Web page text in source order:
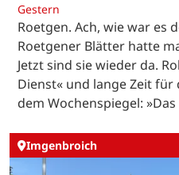
Gestern
Roetgen. Ach, wie war es
Roetgener Blätter hatte
Jetzt sind sie wieder da.
Dienst« und lange Zeit
dem Wochenspiegel:
Imgenbroich